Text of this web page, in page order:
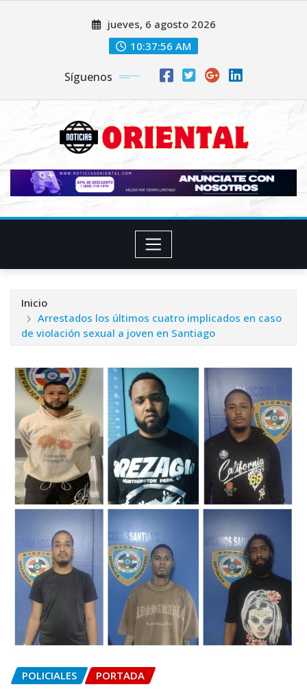
jueves, 6 agosto 2026
10:37:57 AM
Síguenos
Inicio
Arrestados los últimos cuatro implicados en caso
de violación sexual a joven en Santiago
POLICIALES PORTADA